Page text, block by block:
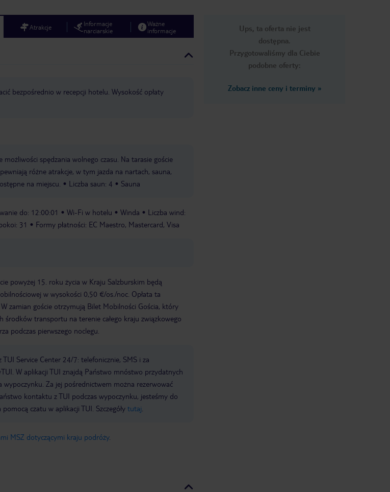
Atrakcje
Informacje
narciarskie
Ważne
informacje
bezpośrednio w recepcji hotelu. Wysokość opłaty
spędzania wolnego czasu. Na tarasie goście
różne atrakcje, w tym jazda na nartach, sauna,
na miejscu.
Liczba saun: 4 Sauna
do: 12:00:01 Wi-Fi w hotelu Winda
Liczba wind:
31 Formy płatności: EC Maestro, Mastercard, Visa
powyżej 15. roku życia w Kraju Salzburskim będą
w wysokości 0,50 €/os./noc. Opłata ta
zamian goście otrzymują Bilet Mobilności Gościa, który
środków transportu na terenie całego kraju związkowego
podczas pierwszego noclegu.
Service Center 24/7: telefonicznie, SMS i za
W aplikacji TUI znajdą Państwo mnóstwo przydatnych
Za jej pośrednictwem można rezerwować
kontaktu z TUI podczas wypoczynku, jesteśmy do
czatu w aplikacji TUI. Szczegóły tutaj
MSZ dotyczącymi kraju podróży.
Ups, ta oferta nie jest
dostępna.
Przygotowaliśmy dla Ciebie
podobne oferty:
Zobacz inne ceny i terminy »